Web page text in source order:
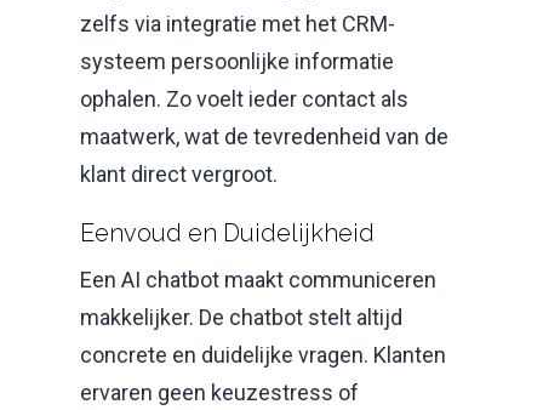
zelfs via integratie met het CRM-
systeem persoonlijke informatie
ophalen. Zo voelt ieder contact als
maatwerk, wat de tevredenheid van de
klant direct vergroot.
Eenvoud en Duidelijkheid
Een AI chatbot maakt communiceren
makkelijker. De chatbot stelt altijd
concrete en duidelijke vragen. Klanten
ervaren geen keuzestress of